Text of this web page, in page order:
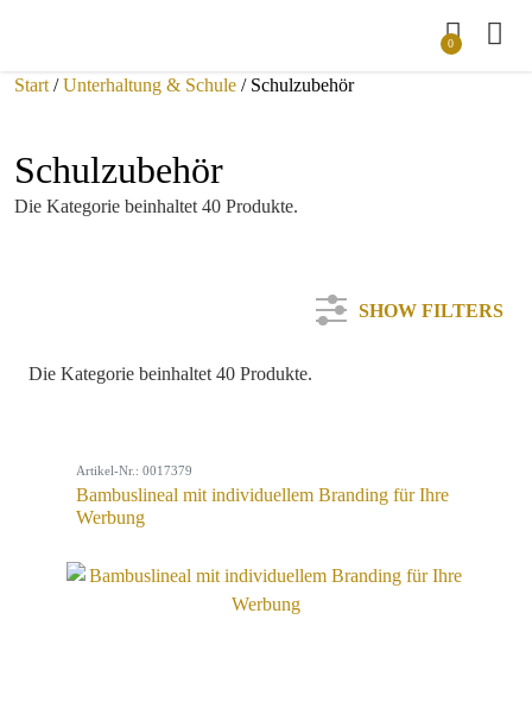
0
Start /Unterhaltung & Schule / Schulzubehör
Schulzubehör
Die Kategorie beinhaltet 40 Produkte.
SHOW FILTERS
Farbe
Die Kategorie beinhaltet 40 Produkte.
Artikel-Nr.: 0017379
Bambuslineal mit individuellem Branding für Ihre
Werbung